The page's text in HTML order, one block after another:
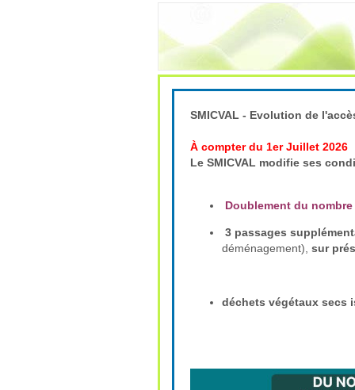
SMICVAL - Evolution de
À compter du 1er Juillet 2026
Le SMICVAL modifie ses
Doublement du
3 passages
déménagement), sur
déchets végétaux secs